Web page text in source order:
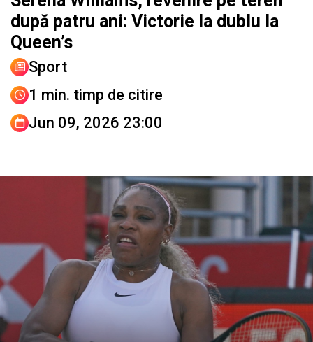
după patru ani: Victorie la dublu la
Queen’s
Sport
1 min. timp de citire
Jun 09, 2026 23:00